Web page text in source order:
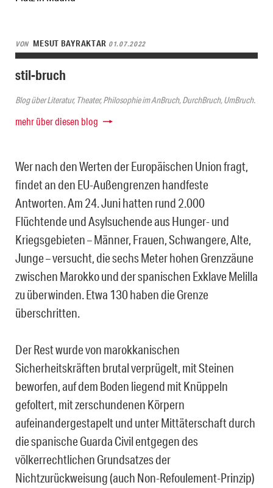
VON MESUT BAYRAKTAR 01.07.2022
stil-bruch
Blog über Literatur, Theater, Philosophie im AnBruch, DurchBruch, UmBruch.
mehr über diesen blog
Wer nach den Werten der Europäischen Union fragt,
findet an den EU-Außengrenzen handfeste
Antworten. Am 24. Juni hatten rund 2.000
Flüchtende und Asylsuchende aus Hunger- und
Kriegsgebieten – Männer, Frauen, Schwangere, Alte,
Junge – versucht, die sechs Meter hohen Grenzzäune
zwischen Marokko und der spanischen Exklave Melilla
zu überwinden. Etwa 130 haben die Grenze
überschritten.
Der Rest wurde von marokkanischen
Sicherheitskräften brutal verprügelt, mit Steinen
beworfen, auf dem Boden liegend mit Knüppeln
gefoltert, mit zerschundenen Körpern
aufeinandergestapelt und unter Mittäterschaft durch
die spanische Guarda Civil entgegen des
völkerrechtlichen Grundsatzes der
Nichtzurückweisung (auch Non-Refoulement-Prinzip)